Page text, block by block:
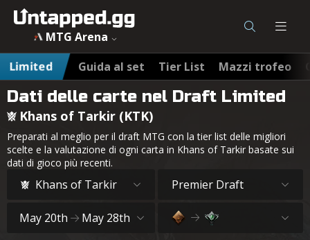
MTG Arena
Limited
Guida al set Tier List Mazzi trofeo
Dati delle carte nel Draft Limited
Khans of Tarkir (KTK)
Preparati al meglio per il draft MTG con la tier list delle migliori
scelte e la valutazione di ogni carta in Khans of Tarkir basate sui
dati di gioco più recenti.
Khans of Tarkir Premier Draft
May 20th May 28th